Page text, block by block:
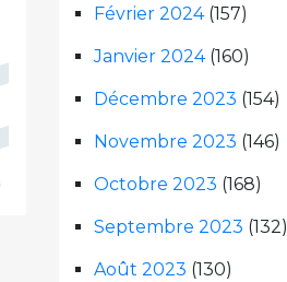
Février 2024(157)
Janvier 2024(160)
Décembre 2023 (154)
Novembre 2023 (146)
Octobre 2023 (168)
Septembre 2023 (132)
Août 2023 (130)